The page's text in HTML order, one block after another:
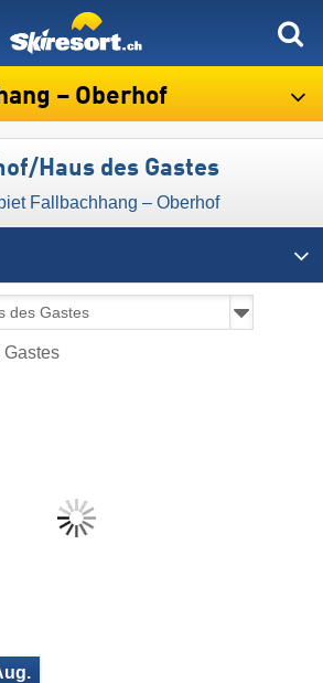
– Oberhof
Haus des Gastes
Fallbachhang – Oberhof